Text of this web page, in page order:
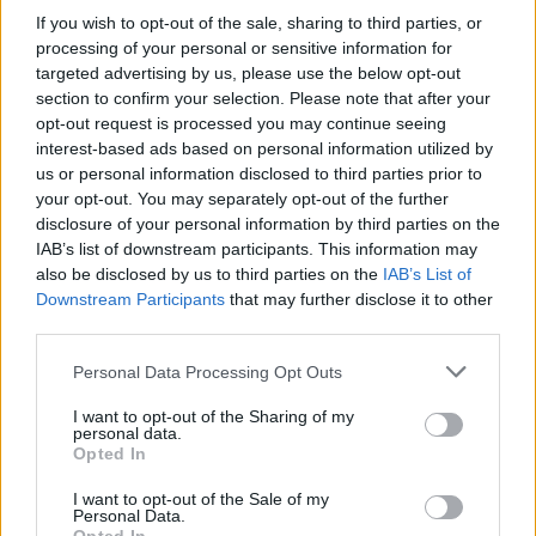
If you wish to opt-out of the sale, sharing to third parties, or
processing of your personal or sensitive information for
targeted advertising by us, please use the below opt-out
section to confirm your selection. Please note that after your
opt-out request is processed you may continue seeing
interest-based ads based on personal information utilized by
us or personal information disclosed to third parties prior to
your opt-out. You may separately opt-out of the further
disclosure of your personal information by third parties on the
IAB’s list of downstream participants. This information may
also be disclosed by us to third parties on the IAB’s List of
Downstream Participants that may further disclose it to other
Please note that this website/app uses one or more Google
not limited to your visit or usage behaviour. You may click to
grant or deny consent to Google and its third-party tags to
use your data for below specified purposes in below Google
consent section.
Personal Data Processing Opt Outs
I want to opt-out of the Sharing of my
personal data.
Opted In
I want to opt-out of the Sale of my
Personal Data.
Francesca Spadaro · 28 Feb 2026
CICLISMO
Guida completa alla pallavolo: dati e
tendenze
Panoramica numerica sulla pallavolo: partecipazione
globale, audience tv, ricavi dei club e impatti economici
Francesca Spadaro · 28 Feb 2026